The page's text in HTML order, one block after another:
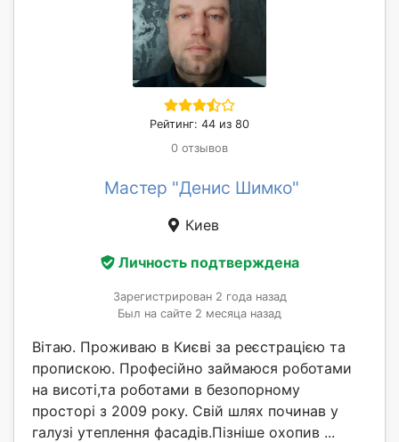
Рейтинг: 44 из 80
0 отзывов
Мастер "Денис Шимко"
Киев
Личность подтверждена
Зарегистрирован 2 года назад
Был на сайте 2 месяца назад
Вітаю. Проживаю в Києві за реєстрацією та
пропискою. Професійно займаюся роботами
на висоті,та роботами в безопорному
просторі з 2009 року. Свій шлях починав у
галузі утеплення фасадів.Пізніше охопив ...